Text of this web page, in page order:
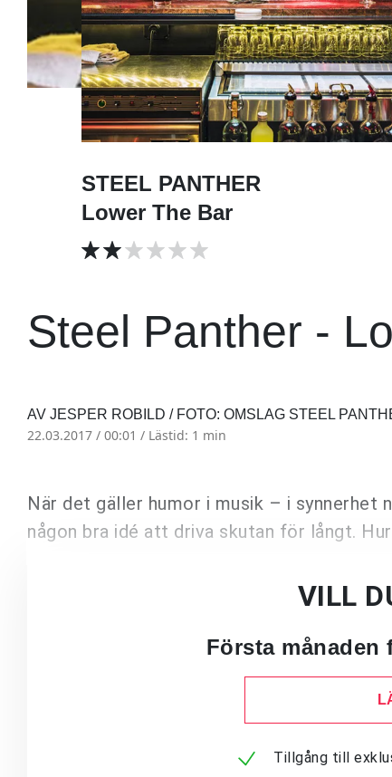
STEEL PANTHER
Lower The Bar
Steel Panther -
AV JESPER ROBILD / FOTO: OMSLAG STEEL
22.03.2017 / 00:01 / Lästid: 1 min
När det gäller humor i musik – i
någon bra idé att driva skutan för långt.
VILL
Första
Tillgång till